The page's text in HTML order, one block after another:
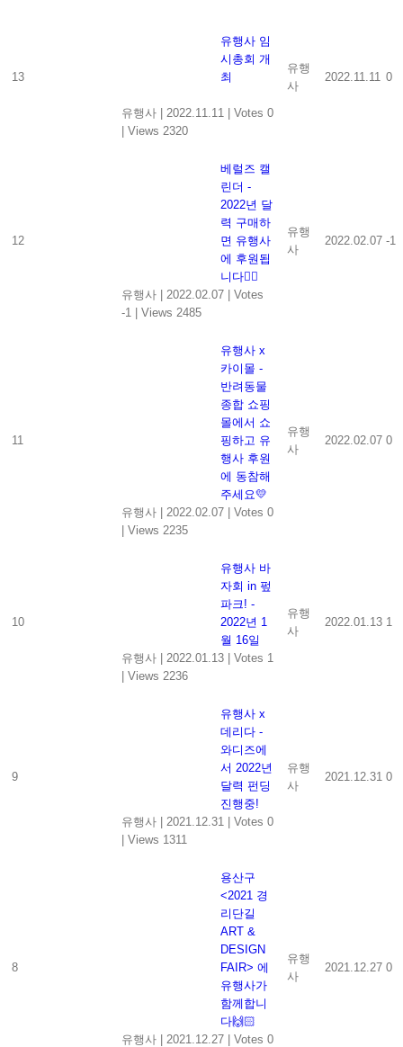
13
유행사 임
시총회 개
최
유행사 2022.11.11
Votes 0
Views 2320
유행
사
2022.11.11 0
12
베럴즈 캘
린더 -
2022년 달
력 구매하
면 유행사
에 후원됩
니다👍🏻
유행사
2022.02.07
Votes
-1
Views 2485
유행
사
2022.02.07 -1
11
유행사 x
카이몰 -
반려동물
종합 쇼핑
몰에서 쇼
핑하고 유
행사 후원
에 동참해
주세요💛
유행사
2022.02.07
Votes 0
Views 2235
유행
사
2022.02.07 0
10
유행사 바
자회 in 펖
파크! -
2022년 1
월 16일
유행사
2022.01.13
Votes 1
Views 2236
유행
사
2022.01.13 1
9
유행사 x
데리다 -
와디즈에
서 2022년
달력 펀딩
진행중!
유행사
2021.12.31
Votes 0
Views 1311
유행
사
2021.12.31 0
8
용산구
<2021 경
리단길
ART &
DESIGN
FAIR> 에
유행사가
함께합니
다🙌🏻
유행사
2021.12.27 Votes 0
유행
사
2021.12.27 0